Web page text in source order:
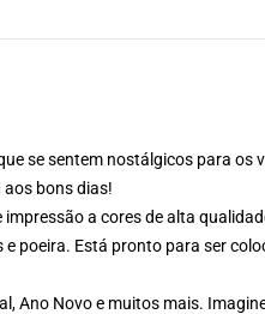
se sentem nostálgicos para os
bons dias!
a cores de alta
poeira. Está pronto para ser
Ano Novo e muitos mais.